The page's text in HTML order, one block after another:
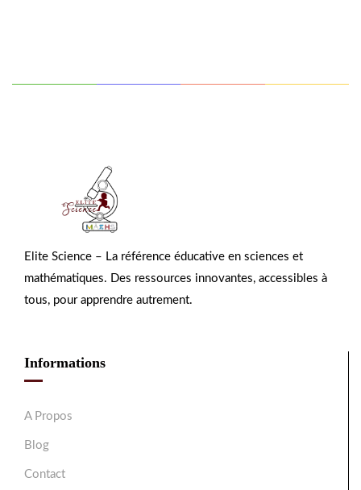
Elite Science – La référence éducative en sciences et
mathématiques. Des ressources innovantes, accessibles à
tous, pour apprendre autrement.
Informations
A Propos
Blog
Contact